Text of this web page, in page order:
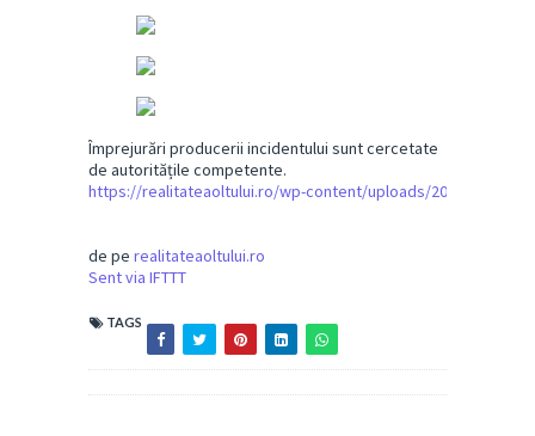
Împrejurări producerii incidentului sunt cercetate
de autoritățile competente.
https://realitateaoltului.ro/wp-content/uploads/2025/07/
de pe realitateaoltului.ro
Sent via IFTTT
TAGS